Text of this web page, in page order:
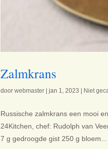
Zalmkrans
door webmaster| jan 1, 2023 Niet
Russische zalmkrans een mooi
24Kitchen, chef: Rudolph van
7 g gedroogde gist 250 g bloem...